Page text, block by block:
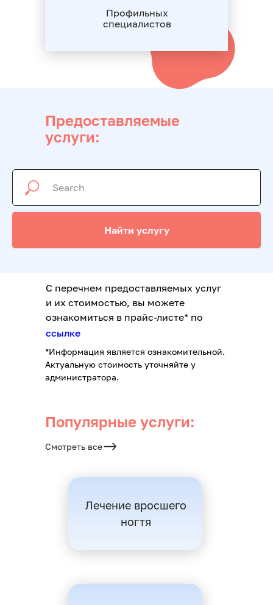
Профильных
специалистов
Предоставляемые
услуги:
Найти услугу
С перечнем предоставляемых услуг
и их стоимостью, вы можете
ознакомиться в прайс-листе* по
ссылке
*Информация является ознакомительной.
Актуальную стоимость уточняйте у
администратора.
Популярные услуги:
Смотреть все
Лечение вросшего
ногтя